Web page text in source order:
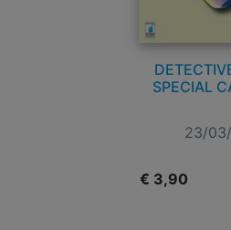
SPECIAL
23/
€ 3,90